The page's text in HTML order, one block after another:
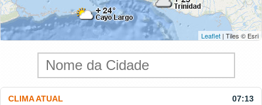
Leaflet | Tiles © Esri
CLIMA ATUAL 07:13